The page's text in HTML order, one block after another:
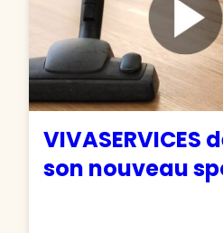
VIVASERVICES
son nouveau